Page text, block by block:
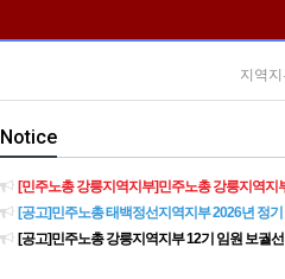
지역
Notice
[민주노총 강릉지역지부]민주노총 강릉지역지부 제12
[공고]민주노총 태백정선지역지부 2026년 정
[공고]민주노총 강릉지역지부 12기 임원 보궐